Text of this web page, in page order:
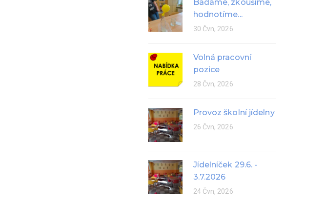
Bádáme, zkoušíme,
hodnotíme...
30 Čvn, 2026
Volná pracovní
pozice
28 Čvn, 2026
Provoz školní jídelny
26 Čvn, 2026
Jídelníček 29.6. -
3.7.2026
24 Čvn, 2026